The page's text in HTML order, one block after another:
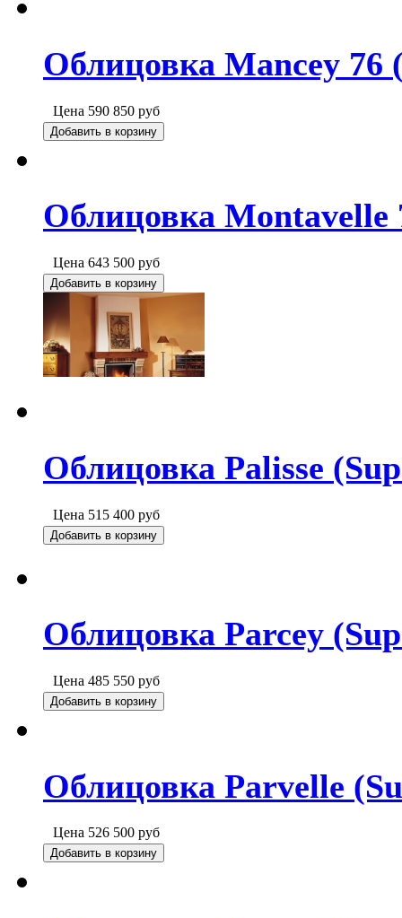
Облицовка Mancey 76
Цена 590 850 руб
Добавить в корзину
Облицовка Montavelle
Цена 643 500 руб
Добавить в корзину
Облицовка Palisse
Цена 515 400 руб
Добавить в корзину
Облицовка Parcey
Цена 485 550 руб
Добавить в корзину
Облицовка Parvelle
Цена 526 500 руб
Добавить в корзину